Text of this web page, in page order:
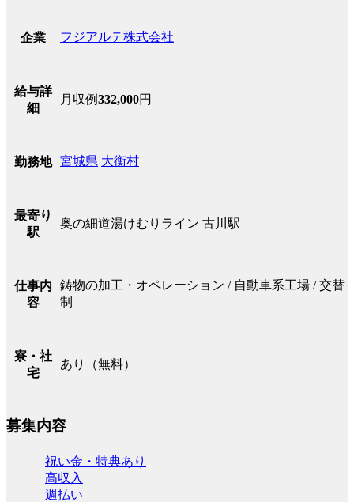
企業 フジアルテ株式会社
給与詳
細
月収例332,000円
勤務地 宮城県 大衡村
最寄り
駅
奥の細道湯けむりライン 古川駅
仕事内
容
鋳物の加工・オペレーション / 自動車系工場 / 交替
制
寮・社
宅
あり（無料）
募集内容
祝い金・特典あり
高収入
週払い